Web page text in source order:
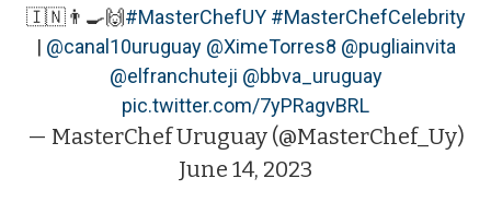
🇮🇳👨‍🍳🙌#MasterChefUY #MasterChefCelebrity
| @canal10uruguay @XimeTorres8 @pugliainvita
@elfranchuteji @bbva_uruguay
pic.twitter.com/7yPRagvBRL
— MasterChef Uruguay (@MasterChef_Uy)
June 14, 2023